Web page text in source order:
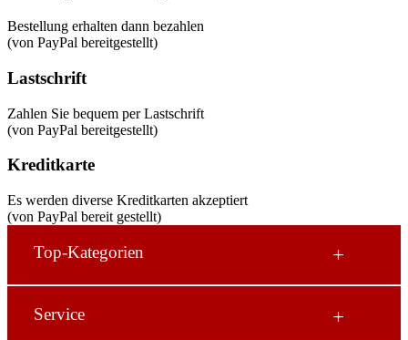
Bestellung erhalten dann bezahlen
(von PayPal bereitgestellt)
Lastschrift
Zahlen Sie bequem per Lastschrift
(von PayPal bereitgestellt)
Kreditkarte
Es werden diverse Kreditkarten akzeptiert
(von PayPal bereit gestellt)
Top-Kategorien
Stempel
Holzstempel
Service